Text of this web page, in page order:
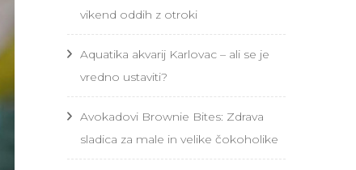
vikend oddih z otroki
Aquatika akvarij Karlovac – ali se je
vredno ustaviti?
Avokadovi Brownie Bites: Zdrava
sladica za male in velike čokoholike